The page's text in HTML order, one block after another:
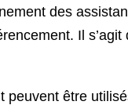
des
Il
peuvent être